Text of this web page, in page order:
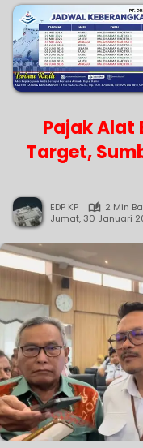
Pajak Alat
Target,
EDP KP
2 Min
Jumat, 30 Januari